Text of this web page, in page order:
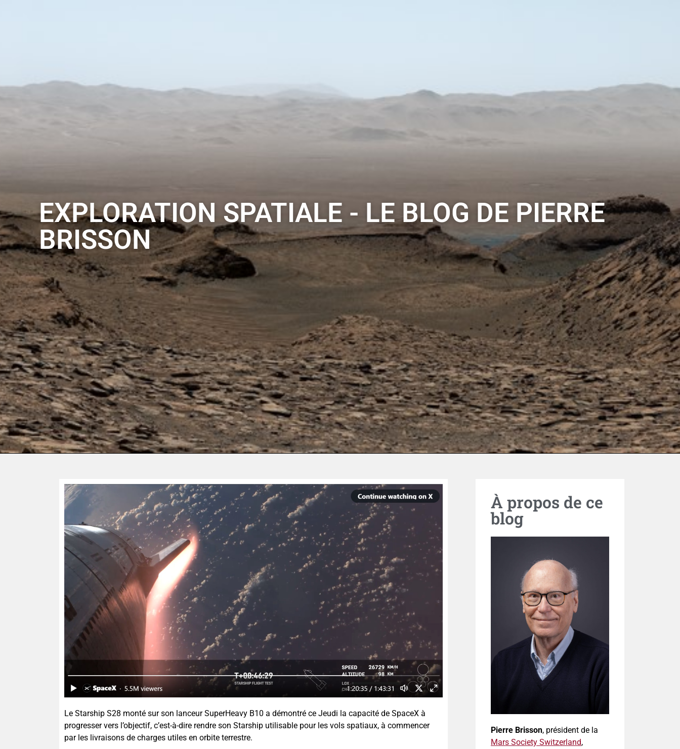
EXPLORATION SPATIALE - LE BLOG DE PIERRE
BRISSON
Le Starship S28 monté sur son lanceur SuperHeavy B10 a démontré ce Jeudi la capacité de SpaceX à
progresser vers l’objectif, c’est-à-dire rendre son Starship utilisable pour les vols spatiaux, à commencer
par les livraisons de charges utiles en orbite terrestre.
À propos de ce
blog
Pierre Brisson, président de la
Mars Society Switzerland,